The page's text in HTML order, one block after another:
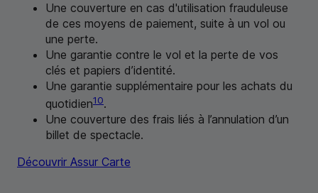
Une couverture en cas d'utilisation frauduleuse
de ces moyens de paiement, suite à un vol ou
une perte.
Une garantie contre le vol et la perte de vos
clés et papiers d’identité.
Une garantie supplémentaire pour les achats du
quotidien10.
Une couverture des frais liés à l’annulation d’un
billet de spectacle.
Découvrir Assur Carte